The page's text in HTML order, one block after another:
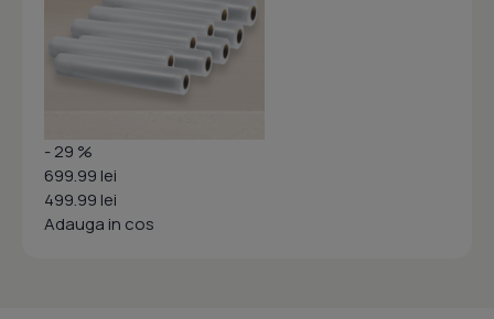
- 29 %
699.99 lei
499.99 lei
Adauga in cos